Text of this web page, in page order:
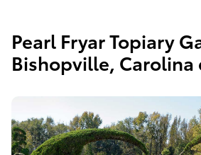
Pearl Fryar Topiary
Bishopville, Carolina